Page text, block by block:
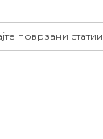
поврзани статии